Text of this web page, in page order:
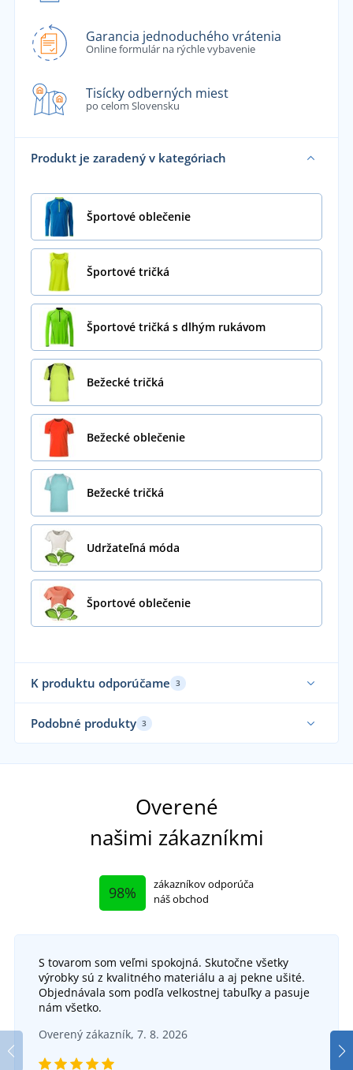
Garancia jednoduchého vrátenia
Online formulár na rýchle vybavenie
Tisícky odberných miest
po celom Slovensku
Produkt je zaradený v kategóriach
Športové oblečenie
Športové tričká
Športové tričká s dlhým rukávom
Bežecké tričká
Bežecké oblečenie
Bežecké tričká
Udržateľná móda
Športové oblečenie
K produktu odporúčame 3
Elastické
Funkčné
Dámske funkčné tričko s dlhým rukávom JN521
DO 6 DNÍ
v utorok 18. 8.
Podobné produkty 3
Funkčné
+7
Pánske športové tričko s dlhým rukávom Cool T
Overené
našimi zákazníkmi
98%
zákazníkov odporúča
náš obchod
S tovarom som veľmi spokojná. Skutočne všetky
výrobky sú z kvalitného materiálu a aj pekne ušité.
Objednávala som podľa velkostnej tabuľky a pasuje
nám všetko.
Overený zákazník, 7. 8. 2026